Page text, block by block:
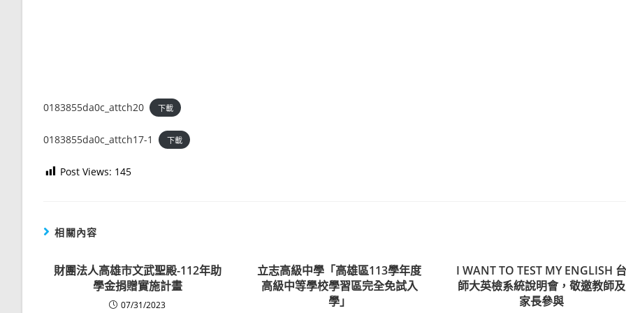
0183855da0c_attch20 下載
0183855da0c_attch17-1 下載
Post Views: 145
相關內容
財團法人高雄市文武聖殿-112年助
學金捐贈實施計畫
07/31/2023
立志高級中學「高雄區113學年度
高級中等學校學習區完全免試入
學」
I WANT TO TEST MY ENGLISH 台
師大英檢系統說明會，敬邀教師及
家長參與